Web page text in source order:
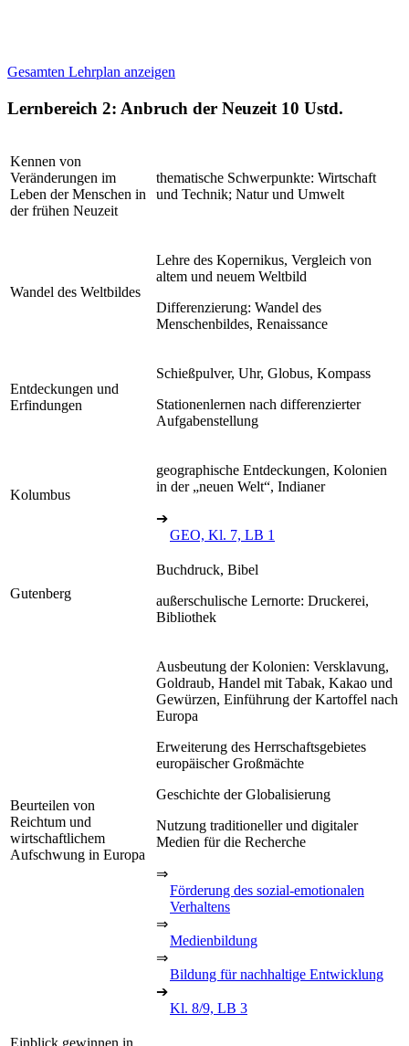
Gesamten Lehrplan anzeigen
Lernbereich 2: Anbruch der Neuzeit 10 Ustd.
Kennen von
Veränderungen im
Leben der Menschen in
der frühen Neuzeit
thematische Schwerpunkte: Wirtschaft
und Technik; Natur und Umwelt
Wandel des Weltbildes
Lehre des Kopernikus, Vergleich von
altem und neuem Weltbild
Differenzierung: Wandel des
Menschenbildes, Renaissance
Entdeckungen und
Erfindungen
Schießpulver, Uhr, Globus, Kompass
Stationenlernen nach differenzierter
Aufgabenstellung
Kolumbus
geographische Entdeckungen, Kolonien
in der „neuen Welt“, Indianer
➔
GEO, Kl. 7, LB 1
Gutenberg
Buchdruck, Bibel
außerschulische Lernorte: Druckerei,
Bibliothek
Beurteilen von
Reichtum und
wirtschaftlichem
Aufschwung in Europa
Ausbeutung der Kolonien: Versklavung,
Goldraub, Handel mit Tabak, Kakao und
Gewürzen, Einführung der Kartoffel nach
Europa
Erweiterung des Herrschaftsgebietes
europäischer Großmächte
Geschichte der Globalisierung
Nutzung traditioneller und digitaler
Medien für die Recherche
⇒
Förderung des sozial-emotionalen
Verhaltens
⇒
Medienbildung
⇒
Bildung für nachhaltige Entwicklung
➔
Kl. 8/9, LB 3
Einblick gewinnen in